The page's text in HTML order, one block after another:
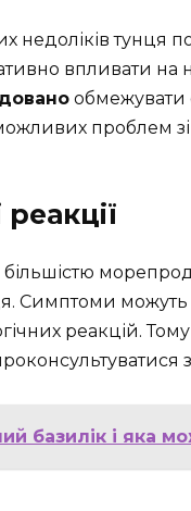
недоліків тунця
впливати на
обмежувати
проблем зі
більшістю
Симптоми
реакцій.
базилік і яка